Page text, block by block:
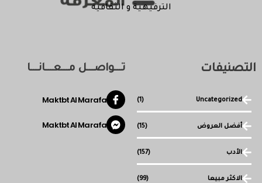
الترفيهية و الثقافية
التصنيفات
Uncategorized
(1)
أفضل العروض (15)
الأدب (157)
الاكثر مبيعا (99)
تـــواصـــل مـــعـــانـــا
Maktbt Al Marafa
Maktbt Al Marafa